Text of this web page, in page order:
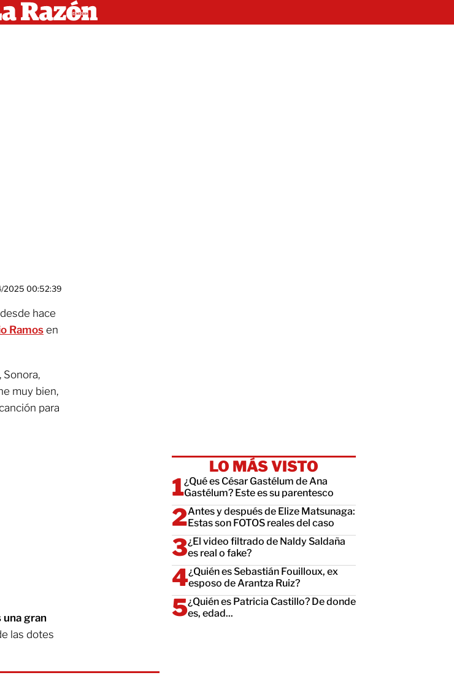
2025 00:52:39
hace
Ramos en
Sonora,
muy bien,
para
una gran
las dotes
LO MÁS VISTO
¿Qué es César Gastélum de Ana
Gastélum? Este es su parentesco
Antes y después de Elize Matsunaga:
Estas son FOTOS reales del caso
¿El video filtrado de Naldy Saldaña
es real o fake?
¿Quién es Sebastián Fouilloux, ex
esposo de Arantza Ruiz?
¿Quién es Patricia Castillo? De donde
es, edad...